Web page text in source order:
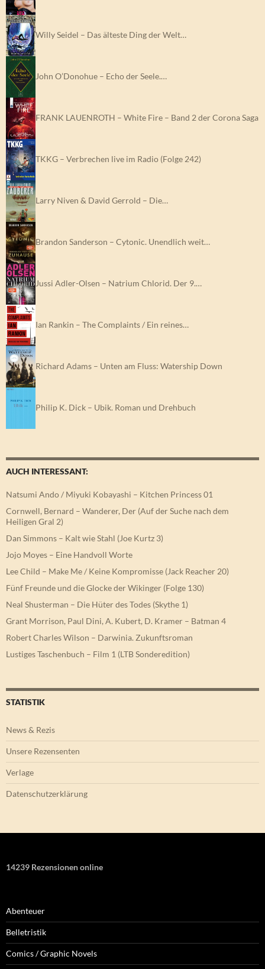
Willy Seidel – Das älteste Ding der Welt…
John O’Donohue – Echo der Seele.…
FRANK LAUENROTH – White Fire – Band 2 der Corona Saga
TKKG – Verbrechen live im Radio (Folge 242)
Larry Niven & David Gerrold – Die…
Brandon Sanderson – Cytonic. Unendlich weit…
Jussi Adler-Olsen – Natrium Chlorid. Der 9.…
Ian Rankin – The Complaints / Ein reines…
Richard Adams – Unten am Fluss: Watership Down
Philip K. Dick – Ubik. Roman und Drehbuch
AUCH INTERESSANT:
Natsumi Ando / Miyuki Kobayashi – Kitchen Princess 01
Cornwell, Bernard – Wanderer, Der (Auf der Suche nach dem
Heiligen Gral 2)
Dan Simmons – Kalt wie Stahl (Joe Kurtz 3)
Jojo Moyes – Eine Handvoll Worte
Lee Child – Make Me / Keine Kompromisse (Jack Reacher 20)
Fünf Freunde und die Glocke der Wikinger (Folge 130)
Neal Shusterman – Die Hüter des Todes (Skythe 1)
Grant Morrison, Paul Dini, A. Kubert, D. Kramer – Batman 4
Robert Charles Wilson – Darwinia. Zukunftsroman
Lustiges Taschenbuch – Film 1 (LTB Sonderedition)
STATISTIK
News & Rezis
Unsere Rezensenten
Verlage
Datenschutzerklärung
14239 Rezensionen online
Abenteuer
Belletristik
Comics / Graphic Novels